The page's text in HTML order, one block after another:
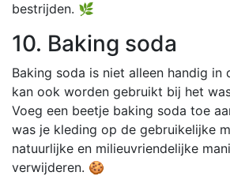
bestrijden. 🌿
10. Baking soda
Baking soda is niet alleen handig in
kan ook worden gebruikt bij het
Voeg een beetje baking soda toe
was je kleding op de gebruikelijke
natuurlijke en milieuvriendelijke
verwijderen. 🍪